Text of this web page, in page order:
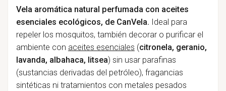
Vela aromática natural perfumada con aceites
esenciales ecológicos, de CanVela. Ideal para
repeler los mosquitos, también decorar o purificar el
ambiente con aceites esenciales (citronela, geranio,
lavanda, albahaca, litsea) sin usar parafinas
(sustancias derivadas del petróleo), fragancias
sintéticas ni tratamientos con metales pesados